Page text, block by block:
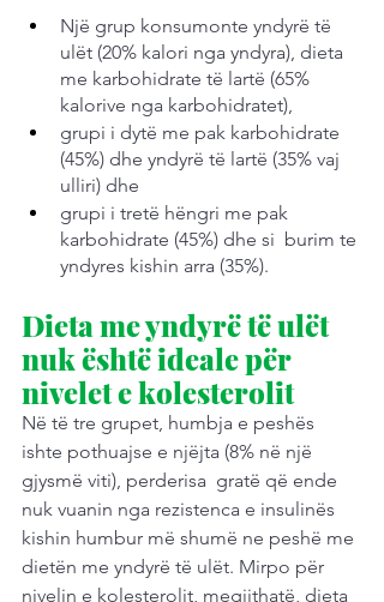
Një grup konsumonte yndyrë të
ulët (20% kalori nga yndyra), dieta
me karbohidrate të lartë (65%
kalorive nga karbohidratet),
grupi i dytë me pak karbohidrate
(45%) dhe yndyrë të lartë (35% vaj
ulliri) dhe
grupi i tretë hëngri me pak
karbohidrate (45%) dhe si  burim te
yndyres kishin arra (35%).
Dieta me yndyrë të ulët
nuk është ideale për
nivelet e kolesterolit
Në të tre grupet, humbja e peshës
ishte pothuajse e njëjta (8% në një
gjysmë viti), perderisa  gratë që ende
nuk vuanin nga rezistenca e insulinës
kishin humbur më shumë ne peshë me
dietën me yndyrë të ulët. Mirpo për
nivelin e kolesterolit, megjithatë, dieta